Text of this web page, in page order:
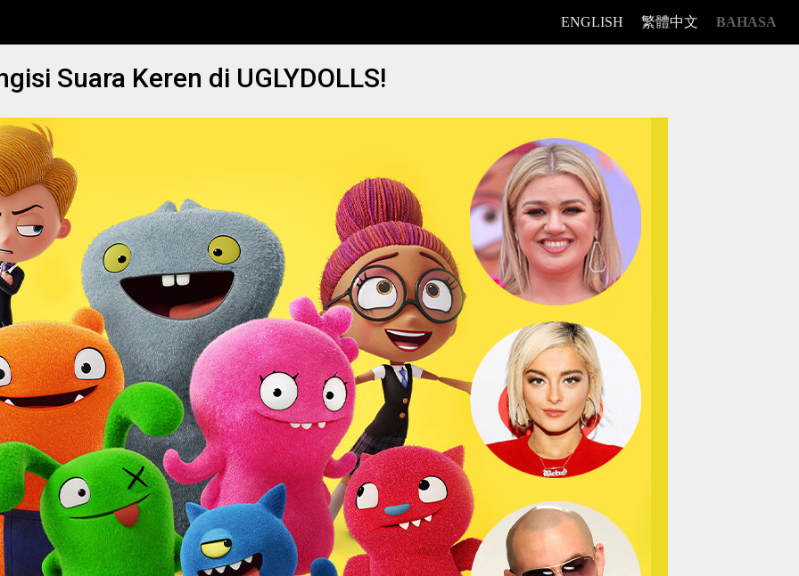
ENGLISH 繁體中文 BAHASA
Suara Keren di UGLYDOLLS!